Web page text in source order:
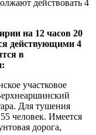
на 12 часов 20
действующими 4
в
участковое
Для тушения
человек. Имеется
дорога,